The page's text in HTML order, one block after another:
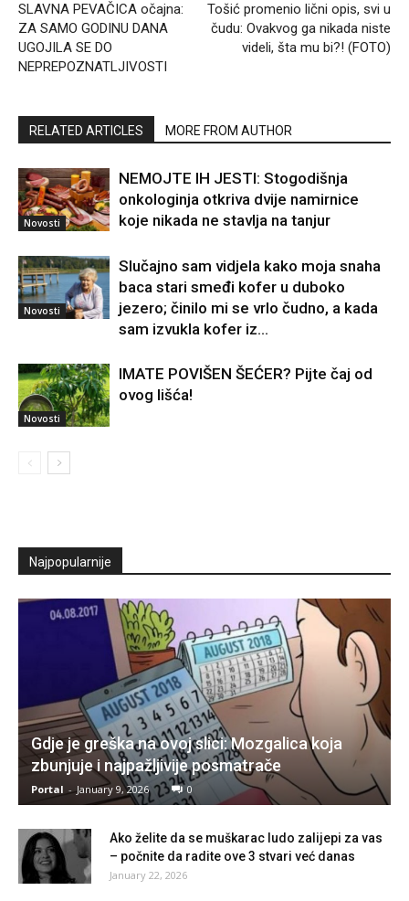
SLAVNA PEVAČICA očajna:
ZA SAMO GODINU DANA
UGOJILA SE DO
NEPREPOZNATLJIVOSTI
Tošić promenio lični opis, svi u
čudu: Ovakvog ga nikada niste
videli, šta mu bi?! (FOTO)
RELATED ARTICLES MORE FROM AUTHOR
Novosti
NEMOJTE IH JESTI: Stogodišnja
onkologinja otkriva dvije namirnice
koje nikada ne stavlja na tanjur
Novosti
Slučajno sam vidjela kako moja snaha
baca stari smeđi kofer u duboko
jezero; činilo mi se vrlo čudno, a kada
sam izvukla kofer iz...
Novosti
IMATE POVIŠEN ŠEĆER? Pijte čaj od
ovog lišća!
Najpopularnije
Gdje je greška na ovoj slici: Mozgalica koja
zbunjuje i najpažljivije posmatrače
Portal - January 9, 2026 0
Ako želite da se muškarac ludo zalijepi za vas
– počnite da radite ove 3 stvari već danas
January 22, 2026